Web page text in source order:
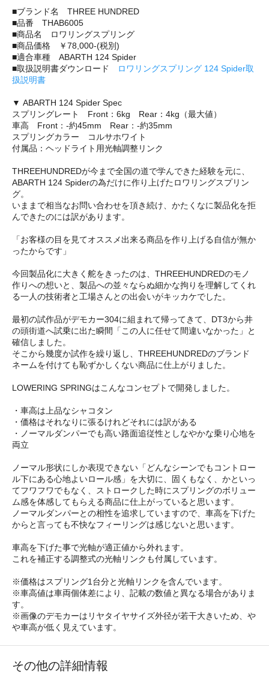
■ブランド名 THREE HUNDRED
■品番 THAB6005
■商品名 ロワリングスプリング
■商品価格 ￥78,000-(税別)
■適合車種 ABARTH 124 Spider
■取扱説明書ダウンロード
ロワリングスプリング 124 Spider取
扱説明書
▼ ABARTH 124 Spider Spec
スプリングレート Front：6kg Rear：4kg（最大値）
車高 Front：-約45mm Rear：-約35mm
スプリングカラー コルサホワイト
付属品：ヘッドライト用光軸調整リンク
THREEHUNDREDが今まで全国の道で学んできた経験を元に、
ABARTH 124 Spiderの為だけに作り上げたロワリングスプリン
グ。
いままで相当なお問い合わせを頂き続け、かたくなに製品化を拒
んできたのには訳があります。
「お客様の目を見てオススメ出来る商品を作り上げる自信が無か
ったからです」
今回製品化に大きく舵をきったのは、THREEHUNDREDのモノ
作りへの想いと、製品への並々ならぬ細かな拘りを理解してくれ
る一人の技術者と工場さんとの出会いがキッカケでした。
最初の試作品がデモカー304に組まれて帰ってきて、DT3から井
の頭街道へ試乗に出た瞬間「この人に任せて間違いなかった」と
確信しました。
そこから幾度か試作を繰り返し、THREEHUNDREDのブランド
ネームを付けても恥ずかしくない商品に仕上がりました。
LOWERING SPRINGはこんなコンセプトで開発しました。
・車高は上品なシャコタン
・価格はそれなりに張るけれどそれには訳がある
・ノーマルダンパーでも高い路面追従性としなやかな乗り心地を
両立
ノーマル形状にしか表現できない「どんなシーンでもコントロー
ル下にある心地よいロール感」を大切に、固くもなく、かといっ
てフワフワでもなく、ストロークした時にスプリングのボリュー
ム感を体感してもらえる商品に仕上がっていると思います。
ノーマルダンパーとの相性を追求していますので、車高を下げた
からと言っても不快なフィーリングは感じないと思います。
車高を下げた事で光軸が適正値から外れます。
これを補正する調整式の光軸リンクも付属しています。
※価格はスプリング1台分と光軸リンクを含んでいます。
※車高値は車両個体差により、記載の数値と異なる場合がありま
す。
※画像のデモカーはリヤタイヤサイズ外径が若干大きいため、や
や車高が低く見えています。
その他の詳細情報